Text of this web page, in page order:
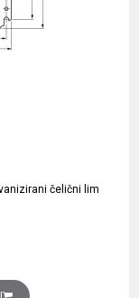
čelični lim
V1000xŠ800mm,